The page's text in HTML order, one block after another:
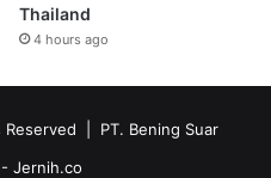
Thailand
4 hours ago
| PT. Bening Suar
- Jernih.co